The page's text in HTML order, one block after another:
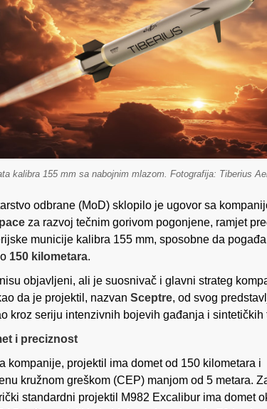
kalibra 155 mm sa nabojnim mlazom. Fotografija: Tiberius
odbrane (MoD) sklopilo je ugovor sa
za razvoj tečnim gorivom pogonjene, ramjet
municije kalibra 155 mm, sposobne da
150 kilometara.
objavljeni, ali je suosnivač i glavni strateg
da je projektil, nazvan Sceptre, od svog
kroz seriju intenzivnih bojevih gađanja i sintetičkih
i preciznost
kompanije, projektil ima domet od 150 kilometara i
kružnom greškom (CEP) manjom od 5 metara.
standardni projektil M982 Excalibur ima domet